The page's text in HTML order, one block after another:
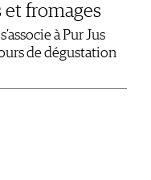
et fromages
à Pur Jus
de dégustation